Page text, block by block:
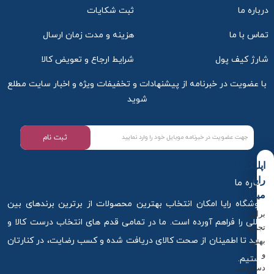
درباره ما ثبت شکایات
تماس با ما هزینه و مدت زمان ارسال
شارژ کیف پول شرایط ارجاع و تعویض کالا
با عضویت در خبرنامه از پیشنهادات و تخفیفات ویژه و اخبار سایت مطلع
شوید
ثبت نام
درباره ما
فروشگاه رایا امکان انتخاب بهترین محصولات از برترین برندهای بین
المللی را فراهم آورده است. ما در تمامی قدم های انتخاب درست کالا و
خرید تا اطمینان از صحت کالای دریافت شده و کسب رضایت، در کنارتان
هستیم.
اپلیکیشن
رایا
میکاپ
برای
تجربه
بهتر
و
دسترسی